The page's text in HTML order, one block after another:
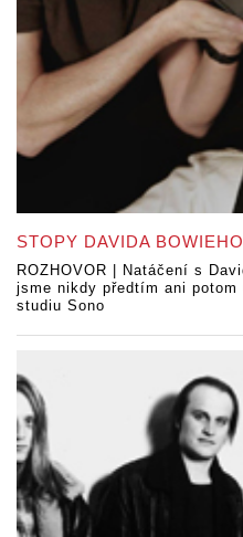
STOPY DAVIDA
ROZHOVOR | Natáčení s
jsme nikdy předtím ani
studiu Sono